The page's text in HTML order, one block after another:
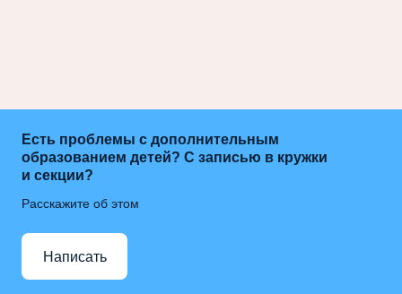
Есть проблемы с дополнительным
образованием детей? С записью в кружки
и секции?
Расскажите об этом
Написать